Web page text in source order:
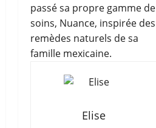
passé sa propre gamme de
soins, Nuance, inspirée des
remèdes naturels de sa
famille mexicaine.
Elise